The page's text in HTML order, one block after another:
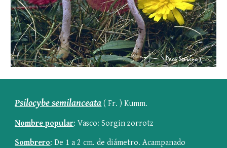
Psilocybe semilanceata ( Fr. ) Kumm.
Nombre popular: Vasco: Sorgin zorrotz
Sombrero: De 1 a 2 cm. de diámetro. Acampanado